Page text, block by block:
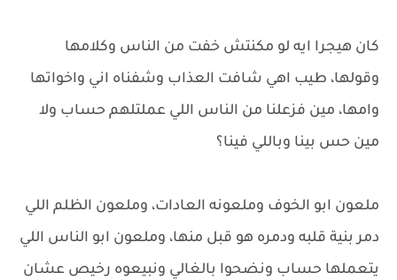
كان هيجرا ايه لو مكنتش خفت من الناس وكلامها
وقولها، طيب اهي شافت العذاب وشفناه اني واخواتها
وامها، مين فزعلنا من الناس اللي عملتلهم حساب ولا
مين حس بينا وباللي فينا؟
ملعون ابو الخوف وملعونه العادات، وملعون الظلم اللي
دمر بنية قلبه ودمره هو قبل منها، وملعون ابو الناس اللي
يتعملها حساب ونضحوا بالغالي ونبيعوه رخيص عشان